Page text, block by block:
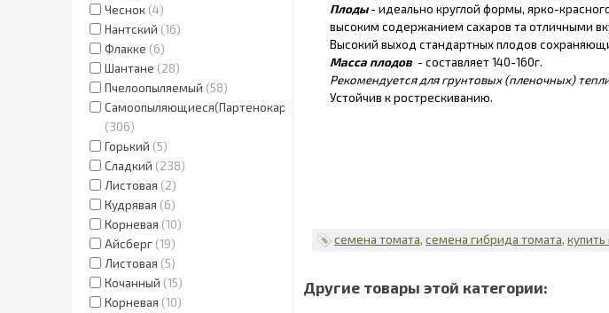
Чеснок 4
Нантский 16
Флакке
6
Шантане
28
Пчелоопыляемый
58
Самоопыляющиеся(Партенокарпик.)
306
Горький
5
Сладкий
238
Листовая
2
Кудрявая
6
Корневая 10
Айсберг 19
Листовая
5
Кочанный 15
Корневая 10
Плоды- идеально круглой формы, ярко-
высоким содержанием сахаров та отличными
Высокий выход стандартных плодов
Масса плодов - составляет 140-160г.
Рекомендуется для грунтовых (пленочных)
Устойчив к рострескиванию.
семена томата семена гибрида томата